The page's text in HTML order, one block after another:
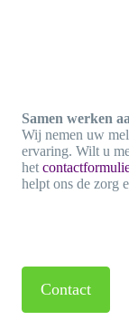
Samen werken
Wij nemen uw
ervaring. Wilt u
het
helpt ons de zorg
Contact